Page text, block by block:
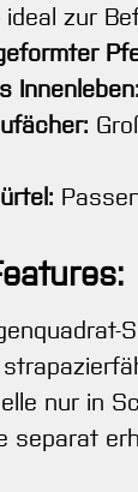
zur
Innenleben:
nur in
separat